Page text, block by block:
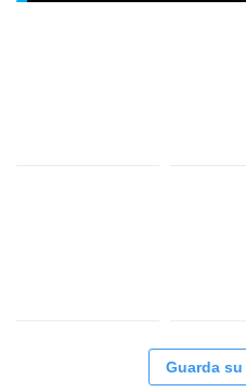
Guarda